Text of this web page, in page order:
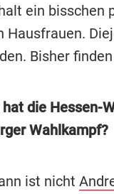
ein bisschen
Hausfrauen.
Bisher
die Hessen-
Wahlkampf?
ist nicht